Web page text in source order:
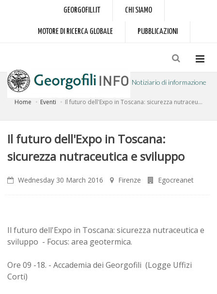
GEORGOFILI.IT CHI SIAMO
MOTORE DI RICERCA GLOBALE PUBBLICAZIONI
Notiziario di informazione
Home Eventi Il futuro dell'Expo in Toscana: sicurezza nutraceu...
Il futuro dell'Expo in Toscana:
sicurezza nutraceutica e sviluppo
Wednesday 30 March 2016 Firenze Egocreanet
Il futuro dell'Expo in Toscana: sicurezza nutraceutica e
sviluppo - Focus: area geotermica.
Ore 09 -18. - Accademia dei Georgofili (Logge Uffizi
Corti)